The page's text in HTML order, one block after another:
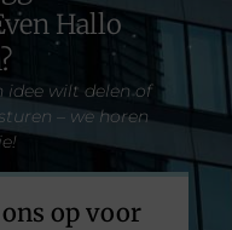
Hallo
idee wilt delen of
– we horen
op voor